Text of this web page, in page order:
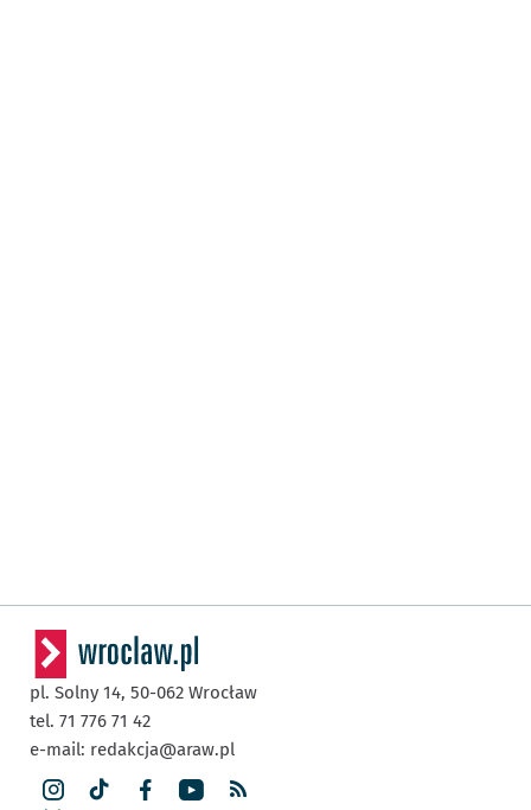
pl. Solny 14, 50-062 Wrocław
tel. 71 776 71 42
e-mail: redakcja@araw.pl